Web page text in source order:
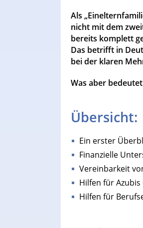
Als
nicht mit dem
bereits komplett
Das betrifft in
bei der klaren
Was aber
Übersicht:
Ein erster
Finanzielle
Vereinbarkeit
Hilfen für
Hilfen für